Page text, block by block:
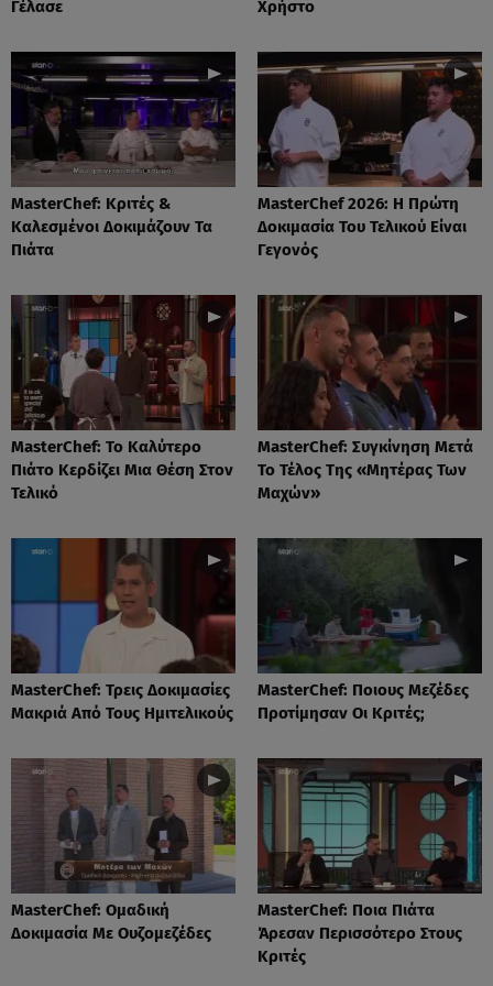
Γέλασε
Χρήστο
MasterChef: Κριτές &
Καλεσμένοι Δοκιμάζουν Τα
Πιάτα
MasterChef 2026: Η Πρώτη
Δοκιμασία Του Τελικού Είναι
Γεγονός
MasterChef: Το Καλύτερο
Πιάτο Κερδίζει Μια Θέση Στον
Τελικό
MasterChef: Συγκίνηση Μετά
Το Τέλος Της «Μητέρας Των
Μαχών»
MasterChef: Τρεις Δοκιμασίες
Μακριά Από Τους Ημιτελικούς
MasterChef: Ποιους Μεζέδες
Προτίμησαν Οι Κριτές;
MasterChef: Ομαδική
Δοκιμασία Με Ουζομεζέδες
MasterChef: Ποια Πιάτα
Άρεσαν Περισσότερο Στους
Κριτές